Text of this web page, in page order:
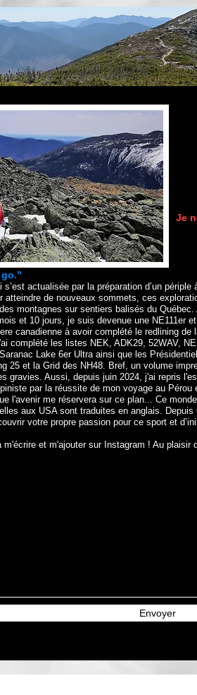
Je
actualisée par la préparation d’un
atteindre de nouveaux sommets, ces
montagnes sur sentiers balisés du
et 10 jours, je suis devenue une NE111er
canadienne à avoir complété le redlining
complété les listes NEK, ADK29, 52WAV,
Lake 6er Ultra ainsi que les
25 et la Grid des NH48. Bref, un volume
gravies. Aussi, depuis juin 2024, j'ai repris
par la réussite de mon voyage au
l'avenir me réservera sur ce plan... Ce
aux USA sont traduites en anglais.
votre propre passion pour ce sport et
et m'ajouter sur Instagram ! Au plaisir
Envoyer